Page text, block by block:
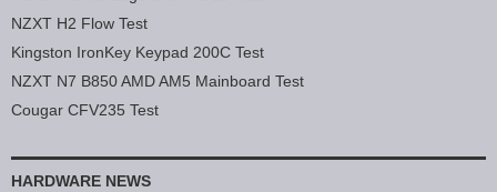
NZXT H2 Flow Test
Kingston IronKey Keypad 200C Test
NZXT N7 B850 AMD AM5 Mainboard Test
Cougar CFV235 Test
HARDWARE NEWS